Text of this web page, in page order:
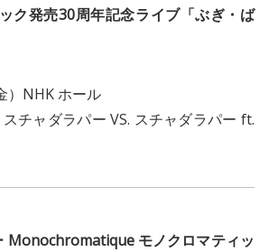
ク発売30周年記念ライブ「ぶぎ・ば
）NHK ホール
チャダラパー VS. スチャダラパー ft.
Monochromatique モノクロマティッ